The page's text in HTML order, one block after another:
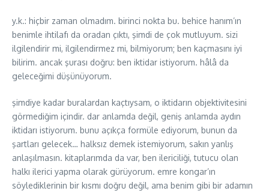
y.k.: hiçbir zaman olmadım. birinci nokta bu. behice hanım’ın
benimle ihtilafı da oradan çıktı, şimdi de çok mutluyum. sizi
ilgilendirir mi, ilgilendirmez mi, bilmiyorum; ben kaçmasını iyi
bilirim. ancak şurası doğru: ben iktidar istiyorum. hâlâ da
geleceğimi düşünüyorum.
şimdiye kadar buralardan kaçtıysam, o iktidarın objektivitesini
görmediğim içindir. dar anlamda değil, geniş anlamda aydın
iktidarı istiyorum. bunu açıkça formüle ediyorum, bunun da
şartları gelecek… halksız demek istemiyorum, sakın yanlış
anlaşılmasın. kitaplarımda da var, ben ilericiliği, tutucu olan
halkı ilerici yapma olarak gürüyorum. emre kongar’ın
söylediklerinin bir kısmı doğru değil, ama benim gibi bir adamın